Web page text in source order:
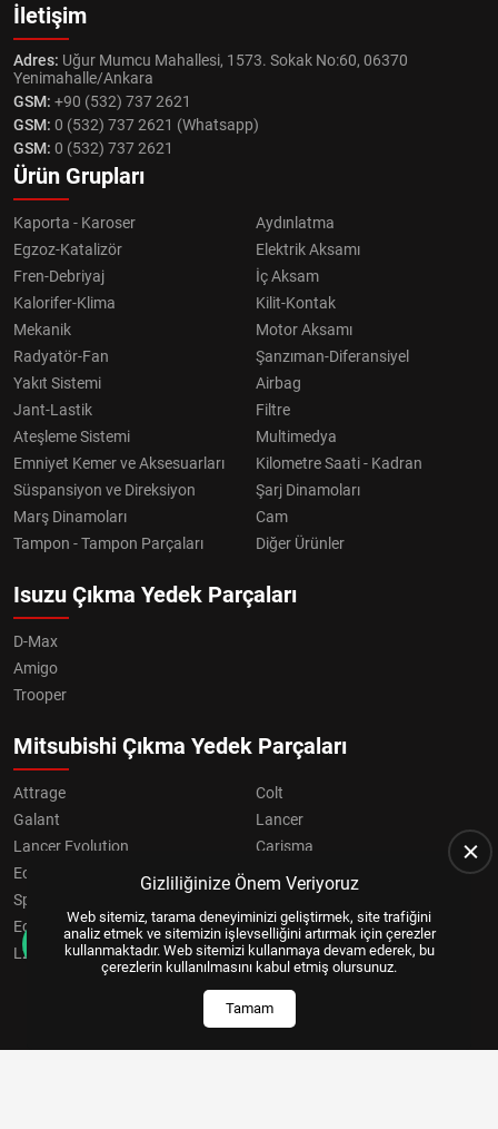
İletişim
Adres: Uğur Mumcu Mahallesi, 1573. Sokak No:60, 06370
Yenimahalle/Ankara
GSM: +90 (532) 737 2621
GSM: 0 (532) 737 2621 (Whatsapp)
GSM: 0 (532) 737 2621
Ürün Grupları
Kaporta - Karoser
Aydınlatma
Egzoz-Katalizör
Elektrik Aksamı
Fren-Debriyaj
İç Aksam
Kalorifer-Klima
Kilit-Kontak
Mekanik
Motor Aksamı
Radyatör-Fan
Şanzıman-Diferansiyel
Yakıt Sistemi
Airbag
Jant-Lastik
Filtre
Ateşleme Sistemi
Multimedya
Emniyet Kemer ve Aksesuarları
Kilometre Saati - Kadran
Süspansiyon ve Direksiyon
Şarj Dinamoları
Marş Dinamoları
Cam
Tampon - Tampon Parçaları
Diğer Ürünler
Isuzu Çıkma Yedek Parçaları
D-Max
Amigo
Trooper
Mitsubishi Çıkma Yedek Parçaları
Attrage
Colt
Galant
Lancer
Lancer Evolution
Carisma
Eclipse
Grandis
Space Star
Eclipse Cross
OUTLANDER
L200
Pajero
Gizliliğinize Önem Veriyoruz
Web sitemiz, tarama deneyiminizi geliştirmek, site trafiğini
analiz etmek ve sitemizin işlevselliğini artırmak için çerezler
kullanmaktadır. Web sitemizi kullanmaya devam ederek, bu
çerezlerin kullanılmasını kabul etmiş olursunuz.
Tamam